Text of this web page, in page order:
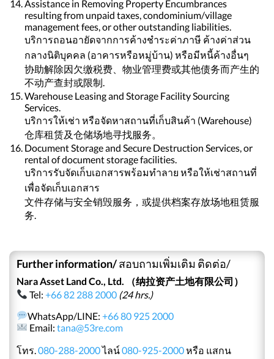
Assistance in Removing Property Encumbrances
resulting from unpaid taxes, condominium/village
management fees, or other outstanding liabilities.
บริการถอนอายัดจากการค้างชำระค่าภาษี ค้างค่าส่วน
กลางนิติบุคคล (อาคารหรือหมู่บ้าน) หรือมีหนี้ค้างอื่นๆ
协助解除因欠缴税费、物业管理费或其他债务而产生的
不动产查封或限制.
Warehouse Leasing and Storage Facility Sourcing
Services.
บริการให้เช่า หรือจัดหาสถานที่เก็บสินค้า (Warehouse)
仓库租赁及仓储场地寻找服务。
Document Storage and Secure Destruction Services, or
rental of document storage facilities.
บริการรับจัดเก็บเอกสารพร้อมทำลาย หรือให้เช่าสถานที่
เพื่อจัดเก็บเอกสาร
文件存储与安全销毁服务，或提供档案存放场地租赁服
务.
Further information/สอบถามเพิ่มเติม ติดต่อ/
Nara Asset Land Co., Ltd. （纳拉资产土地有限公司）
Tel:+66 82 288 2000 (24 hrs.)
WhatsApp/LINE:+66 80 925 2000
Email:tana@53re.com
โทร.080-288-2000ไลน์080-925-2000หรือ แสกน